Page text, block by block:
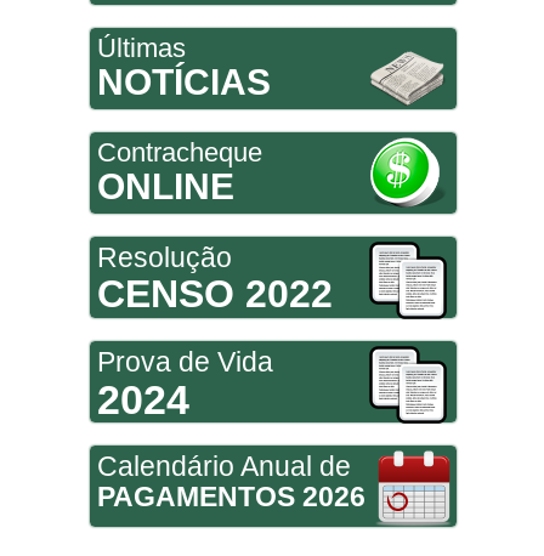
Últimas
NOTÍCIAS
Contracheque
ONLINE
Resolução
CENSO 2022
Prova de Vida
2024
Calendário Anual de
PAGAMENTOS 2026